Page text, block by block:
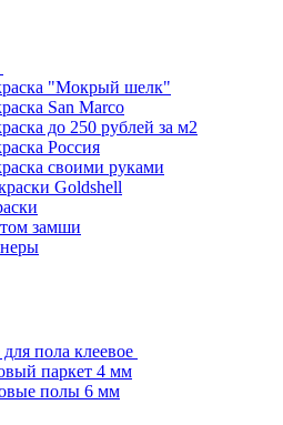
"Мокрый шелк"
San Marco
до 250 рублей за м2
Россия
своими руками
Goldshell
замши
пола клеевое
паркет 4 мм
полы 6 мм